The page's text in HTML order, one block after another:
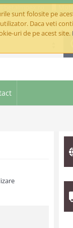
sunt folosite pe
Daca veti
uri de pe acest site.